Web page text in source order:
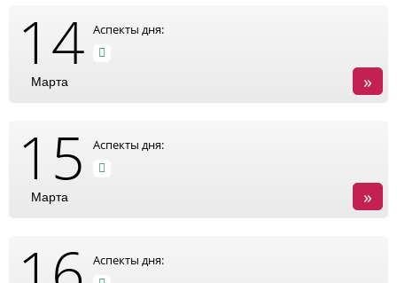
14
Марта
Аспекты дня:
»
15
Марта
Аспекты дня:
»
Аспекты дня: